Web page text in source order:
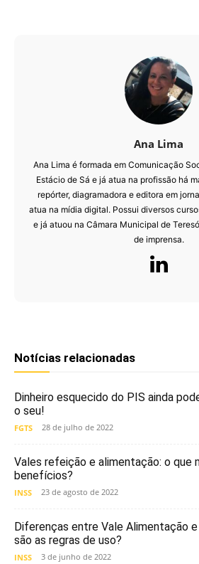
Ana Lima
Ana Lima é formada em Comunicação
Estácio de Sá e já atua na profissão há
repórter, diagramadora e editora em
atua na mídia digital. Possui diversos
e já atuou na Câmara Municipal de
de imprensa.
Notícias relacionadas
Dinheiro esquecido do PIS ainda
o seu!
FGTS 28 de julho de 2022
Vales refeição e alimentação: o que
benefícios?
INSS 23 de agosto de 2022
Diferenças entre Vale Alimentação
são as regras de uso?
INSS 3 de junho de 2022